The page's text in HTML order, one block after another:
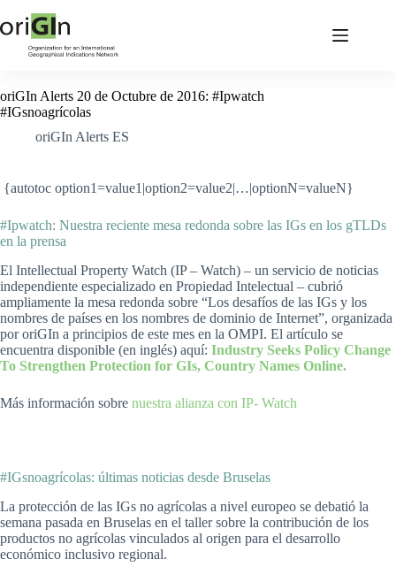
oriGIn Alerts 20 de Octubre de 2016: #Ipwatch
#IGsnoagrícolas
oriGIn Alerts ES
{autotoc option1=value1|option2=value2|…|optionN=valueN}
#Ipwatch: Nuestra reciente mesa redonda sobre las IGs en los gTLDs
en la prensa
El Intellectual Property Watch (IP – Watch) – un servicio de noticias
independiente especializado en Propiedad Intelectual – cubrió
ampliamente la mesa redonda sobre “Los desafíos de las IGs y los
nombres de países en los nombres de dominio de Internet”, organizada
por oriGIn a principios de este mes en la OMPI. El artículo se
encuentra disponible (en inglés) aquí: Industry Seeks Policy Change
To Strengthen Protection for GIs, Country Names Online.
Más información sobre nuestra alianza con IP- Watch
#IGsnoagrícolas: últimas noticias desde Bruselas
La protección de las IGs no agrícolas a nivel europeo se debatió la
semana pasada en Bruselas en el taller sobre la contribución de los
productos no agrícolas vinculados al origen para el desarrollo
económico inclusivo regional.